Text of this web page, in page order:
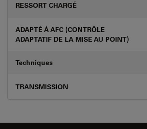
RESSORT CHARGÉ
ADAPTÉ À AFC (CONTRÔLE
ADAPTATIF DE LA MISE AU POINT)
Techniques
TRANSMISSION